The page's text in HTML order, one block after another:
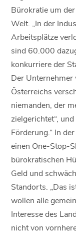
Bürokratie um
Welt. „In der
Arbeitsplätze
sind 60.000
konkurriere der
Der
Österreichs
niemanden, der
zielgerichtet“,
Förderung.“ In
einen One-Stop-
bürokratischen
Geld und
Standorts. „Das
wollen alle
Interesse des
nicht von